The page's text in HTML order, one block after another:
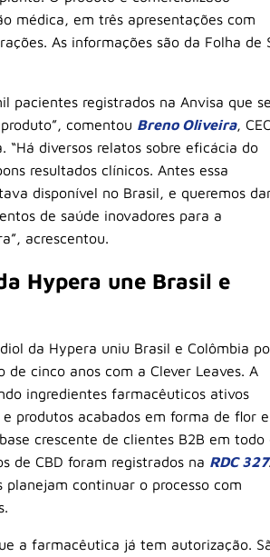
médica, em três apresentações com
As informações são da Folha de
pacientes registrados na Anvisa que
comentou Breno Oliveira,
“Há diversos relatos sobre eficácia do
resultados clínicos. Antes essa
disponível no Brasil, e queremos
de saúde inovadores para a
acrescentou.
Hypera une Brasil e
da Hypera uniu Brasil e Colômbia
de cinco anos com a Clever Leaves. A
ingredientes farmacêuticos ativos
e produtos acabados em forma de flor e
crescente de clientes B2B em todo
de CBD foram registrados na RDC 327
planejam continuar o processo com
a farmacêutica já tem autorização.